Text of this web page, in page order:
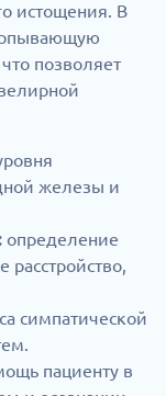
истощения. В
позволяет
железы и
определение
расстройство,
симпатической
пациенту в